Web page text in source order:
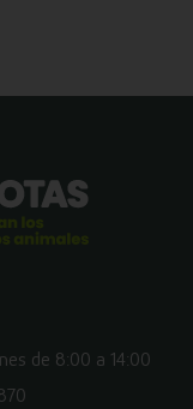
de 8:00 a 14:00